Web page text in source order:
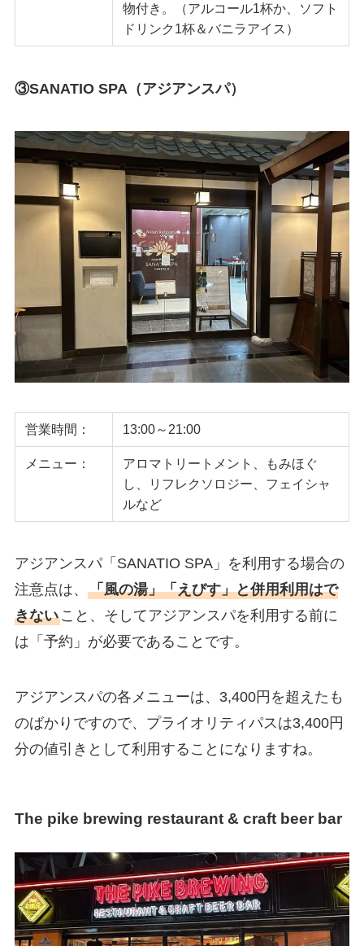
物付き。（アルコール1杯か、ソフト
ドリンク1杯＆バニラアイス）
③SANATIO SPA（アジアンスパ）
営業時間： 13:00～21:00
メニュー：
アロマトリートメント、もみほぐ
し、リフレクソロジー、フェイシャ
ルなど
アジアンスパ「SANATIO SPA」を利用する場合の
注意点は、 「風の湯」「えびす」と併用利用はで
きないこと、そしてアジアンスパを利用する前に
は「予約」が必要であることです。
アジアンスパの各メニューは、3,400円を超えたも
のばかりですので、プライオリティパスは3,400円
分の値引きとして利用することになりますね。
The pike brewing restaurant & craft beer bar